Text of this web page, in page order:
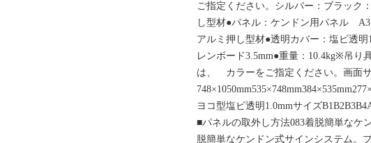
ご指定ください。シルバー：ブラッ
し型材●パネル：ケンドン用パネル
アルミ押し型材●透明カバー：塩ビ透
レンボード3.5mm●重量：10.4kg※吊り
は、 カラーをご指定ください。画面
ヨコ型塩ビ透明1.0mmサイズ
■パネルの取外し方法083着脱簡単なケ
脱簡単なケンドン式サインシステム。